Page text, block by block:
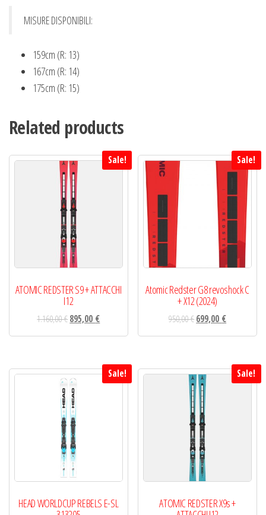
MISURE DISPONIBILI:
159cm (R: 13)
167cm (R: 14)
175cm (R: 15)
Related products
Sale!
ATOMIC REDSTER S9 + ATTACCHI
I12
1.160,00€895,00 €
Sale!
Atomic Redster G8 revoshock C
+ X12 (2024)
950,00€699,00 €
Sale!
HEAD WORLDCUP REBELS E-SL
Sale!
ATOMIC REDSTER X9s +